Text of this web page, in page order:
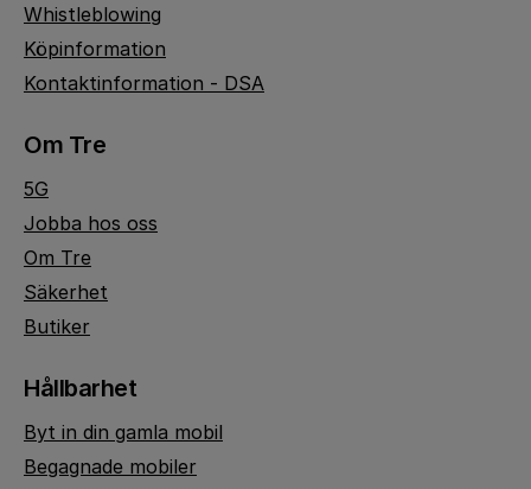
Whistleblowing
Köpinformation
Kontaktinformation - DSA
Om Tre
5G
Jobba hos oss
Om Tre
Säkerhet
Butiker
Hållbarhet
Byt in din gamla mobil
Begagnade mobiler